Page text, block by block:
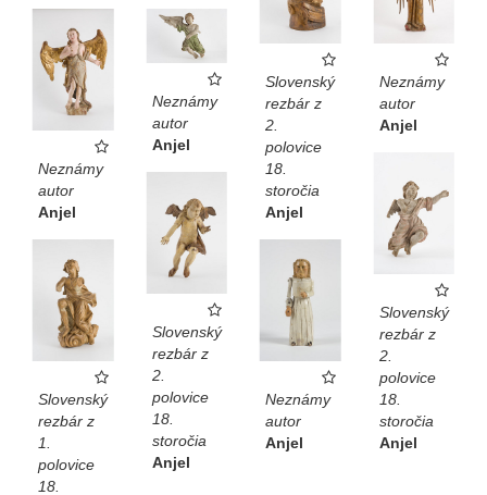
Slovenský
rezbár z
2.
polovice
18.
storočia
Anjel
Neznámy
autor
Anjel
Neznámy
autor
Anjel
Neznámy
autor
Anjel
Slovenský
rezbár z
2.
polovice
18.
storočia
Anjel
Slovenský
rezbár z
2.
polovice
18.
storočia
Anjel
Slovenský
rezbár z
1.
polovice
18.
Neznámy
autor
Anjel